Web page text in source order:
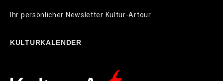
Ihr persönlicher Newsletter Kultur-Artour
KULTURKALENDER